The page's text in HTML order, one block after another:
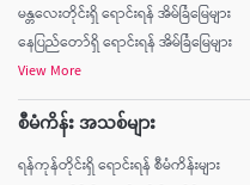
မန္တလေးတိုင်းရှိ ရောင်းရန် အိမ်ခြံမြေများ
နေပြည်တော်ရှိ ရောင်းရန် အိမ်ခြံမြေများ
View More
စီမံကိန်း အသစ်များ
ရန်ကုန်တိုင်းရှိ ရောင်းရန် စီမံကိန်းများ